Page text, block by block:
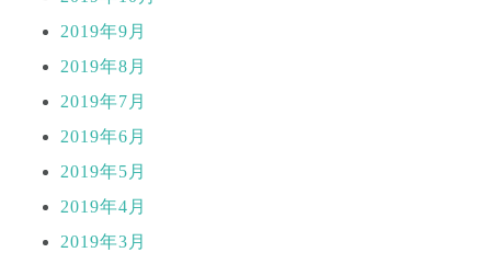
2019年9月
2019年8月
2019年7月
2019年6月
2019年5月
2019年4月
2019年3月